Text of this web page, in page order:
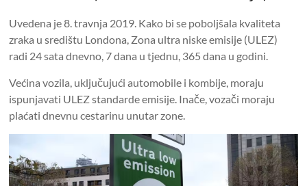
Uvedena je 8. travnja 2019. Kako bi se poboljšala kvaliteta
zraka u središtu Londona, Zona ultra niske emisije (ULEZ)
radi 24 sata dnevno, 7 dana u tjednu, 365 dana u godini.
Većina vozila, uključujući automobile i kombije, moraju
ispunjavati ULEZ standarde emisije. Inače, vozači moraju
plaćati dnevnu cestarinu unutar zone.